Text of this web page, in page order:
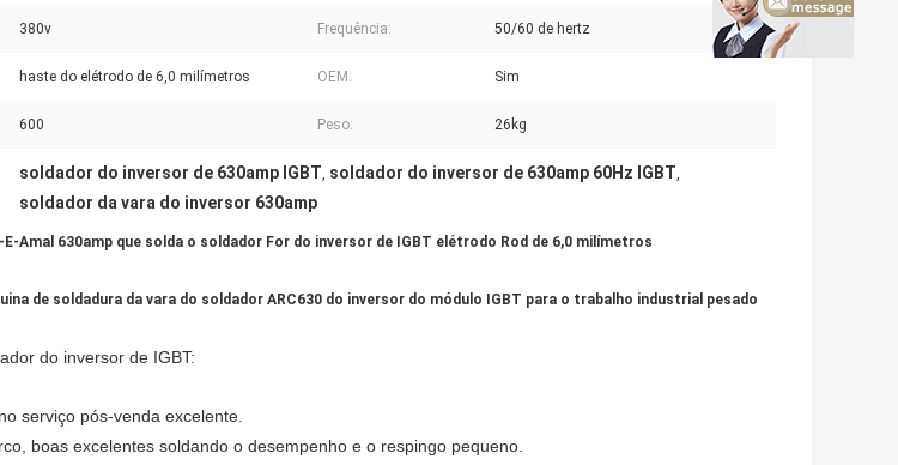
380v Frequência: 50/60 de hertz
haste do elétrodo de 6,0 milímetros OEM: Sim
600 Peso: 26kg
soldador do inversor de 630amp IGBT, soldador do inversor de 630amp 60Hz IGBT,
soldador da vara do inversor 630amp
Amal 630amp que solda o soldador For do inversor de IGBT elétrodo Rod de 6,0 milímetros
de soldadura da vara do soldador ARC630 do inversor do módulo IGBT para o trabalho industrial pesado
do inversor de IGBT:
serviço pós-venda excelente.
boas excelentes soldando o desempenho e o respingo pequeno.